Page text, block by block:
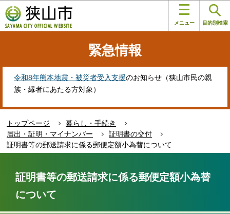
の
ペ
す
メニュー 目的別検索
緊急情報
令和8年熊本地震・被災者受入支援のお知らせ（狭山市民の親
族・縁者にあたる方対象）
トップページ
暮らし・手続き
届出・証明・マイナンバー
証明書の交付
証明書等の郵送請求に係る郵便定額小為替について
証明書等の郵送請求に係る郵便定額小為替
について